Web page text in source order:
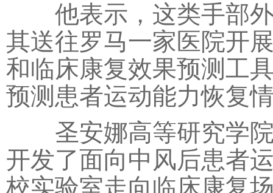
他表示，这类手部外
其送往罗马一家医院开
和临床康复效果预测工
预测患者运动能力恢复
圣安娜高等研究学院
开发了面向中风后患者
校实验室走向临床康复